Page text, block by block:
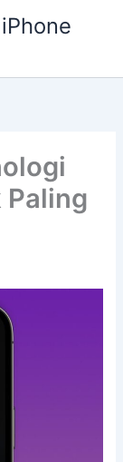
Paling